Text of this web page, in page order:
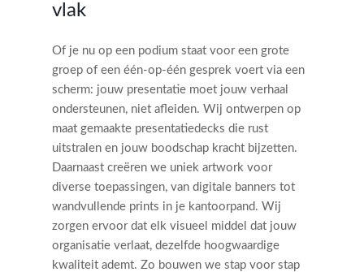
vlak
Of je nu op een podium staat voor een grote
groep of een één-op-één gesprek voert via een
scherm: jouw presentatie moet jouw verhaal
ondersteunen, niet afleiden. Wij ontwerpen op
maat gemaakte presentatiedecks die rust
uitstralen en jouw boodschap kracht bijzetten.
Daarnaast creëren we uniek artwork voor
diverse toepassingen, van digitale banners tot
wandvullende prints in je kantoorpand. Wij
zorgen ervoor dat elk visueel middel dat jouw
organisatie verlaat, dezelfde hoogwaardige
kwaliteit ademt. Zo bouwen we stap voor stap